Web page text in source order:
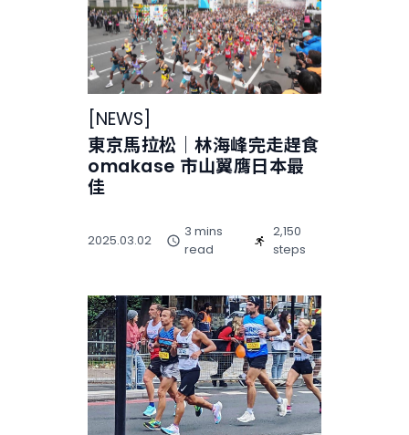
NEWS
東京馬拉松｜林海峰完走趕食
omakase 市山翼膺日本最
佳
2025.03.02
3 mins
read
2,150
steps